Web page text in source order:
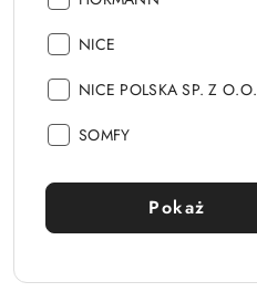
Producent:
NICE
Producent:
NICE POLSKA SP. Z O.O.
Producent:
SOMFY
Pokaż